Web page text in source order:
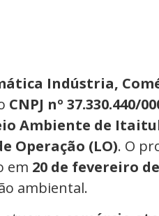
Indústria,
CNPJ nº 37.330.440/
Ambiente de
Operação (LO). O
em 20 de fevereiro
ambiental.